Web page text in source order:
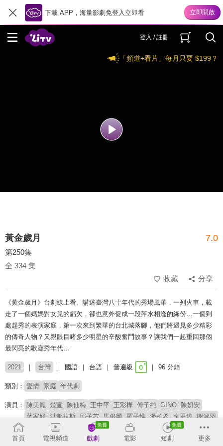
下載 APP，海量影劇免登入立即看
登入 / 註冊
「頻道+看片」每月只要 $199？
黃金歲月 7.0
第250集
全 334 集
收藏
分享
《黃金歲月》台劇線上看。講述臺灣八十年代的秀場風華，一列火車，載
走了一個媽媽對女兒的虧欠，卻也意外促成一段萍水相逢的緣份…一個到
處趕秀的表演家庭，第一次來到繁華的台北城落腳，他們將遇見多少精彩
的傳奇人物？又親眼目睹多少明星的辛酸奮鬥故事？讓我們一起重回那個
最閃亮的歌廳秀年代…
2021 台灣 國語 台語 普遍級 96 分鐘
類別： 愛情 家庭 年代劇
演員： 陳美鳳 楚宣 陳仙梅 王中平 王彩樺 傅子純 GINO 陳妍安
葉家妤 洪都拉斯 邱子芯 馬俊麟 羅子惟 潘柏希 余思達 謝涵羽
瑭霏 王燦 胡鴻達 賴慧如 黃建群 苗真
蘇炳憲
李之勤 岳虹 葉華 霍正奇 張瓊姿 張哲豪 龍天翔
首頁 電視頻道 戲劇 電影 短劇 更多